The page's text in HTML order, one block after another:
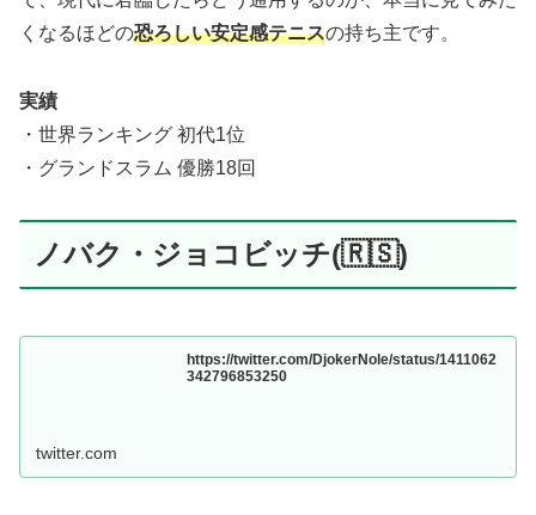
くなるほどの恐ろしい安定感テニスの持ち主です。
実績
・世界ランキング 初代1位
・グランドスラム 優勝18回
ノバク・ジョコビッチ(🇷🇸)
https://twitter.com/DjokerNole/status/1411062
342796853250
twitter.com